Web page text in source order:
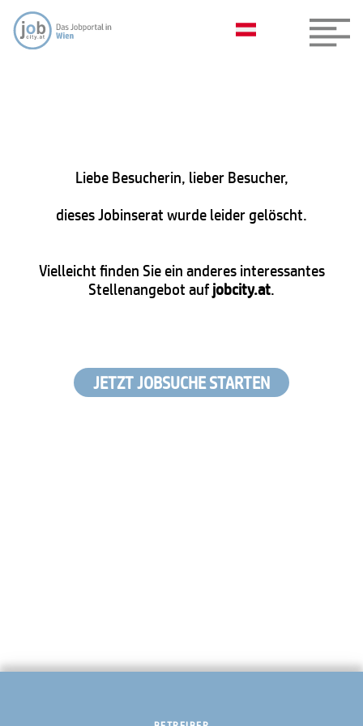
Liebe Besucherin, lieber Besucher,
dieses Jobinserat wurde leider gelöscht.
Vielleicht finden Sie ein anderes interessantes
Stellenangebot aufjobcity.at.
JETZT JOBSUCHE STARTEN